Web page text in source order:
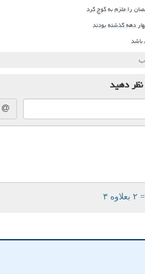
را ملزم به کوچ کرد
دهه گذشته بودند
نظر دهید
= ۲ بعلاوه ۳